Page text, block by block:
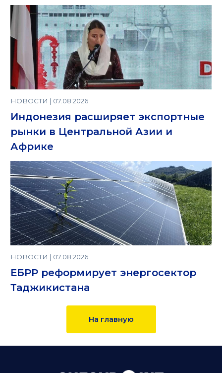
НОВОСТИ | 07.08.2026
Индонезия расширяет экспортные
рынки в Центральной Азии и
Африке
НОВОСТИ | 07.08.2026
ЕБРР реформирует энергосектор
Таджикистана
На главную